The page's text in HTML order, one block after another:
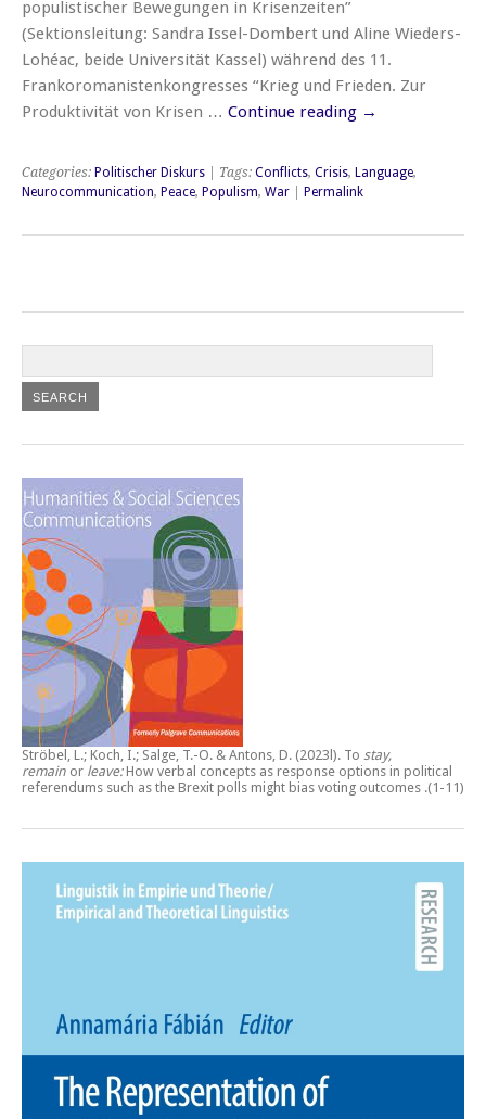
populistischer Bewegungen in Krisenzeiten”
(Sektionsleitung: Sandra Issel-Dombert und Aline Wieders-
Lohéac, beide Universität Kassel) während des 11.
Frankoromanistenkongresses “Krieg und Frieden. Zur
Produktivität von Krisen … Continue reading →
Categories: Politischer Diskurs | Tags: Conflicts, Crisis, Language,
Neurocommunication, Peace, Populism, War Permalink
Ströbel, L.; Koch, I.; Salge, T.-O. & Antons, D. (2023l). To stay,
remain or leave:How verbal concepts as response options in political
referendums such as the Brexit polls might bias voting outcomes .(1-11)